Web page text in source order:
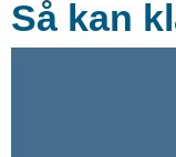
Så kan